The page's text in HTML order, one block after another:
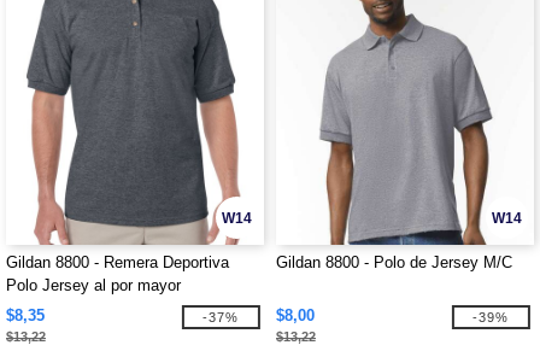
W14
Gildan 8800 - Remera Deportiva
Polo Jersey al por mayor
$8,35
$13,22
-37%
W14
Gildan 8800 - Polo de Jersey M/C
$8,00
$13,22
-39%